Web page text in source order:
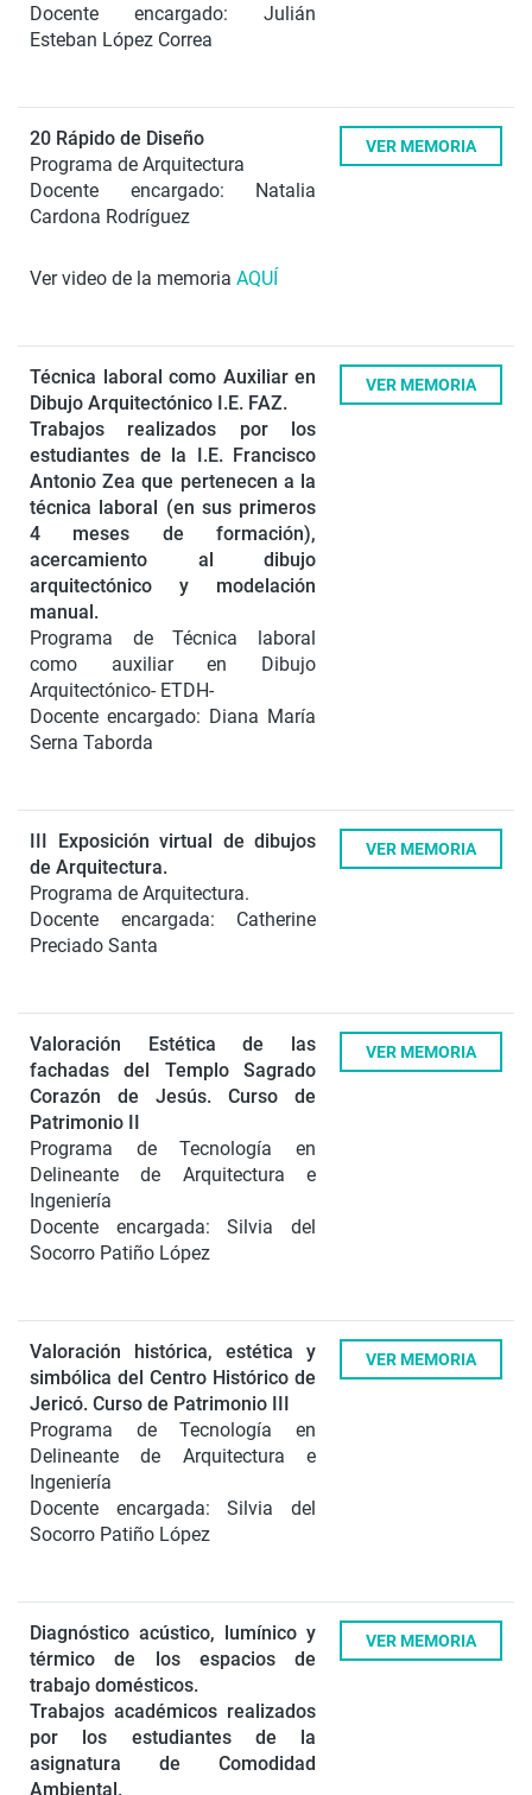
Docente encargado: Julián
Esteban López Correa
20 Rápido de Diseño
Programa de Arquitectura
Docente encargado: Natalia
Cardona Rodríguez
Ver video de la memoria AQUÍ
VER MEMORIA
Técnica laboral como Auxiliar en
Dibujo Arquitectónico I.E. FAZ.
Trabajos realizados por los
estudiantes de la I.E. Francisco
Antonio Zea que pertenecen a la
técnica laboral (en sus primeros
4 meses de formación),
acercamiento al dibujo
arquitectónico y modelación
manual.
Programa de Técnica laboral
como auxiliar en Dibujo
Arquitectónico- ETDH-
Docente encargado: Diana María
Serna Taborda
VER MEMORIA
III Exposición virtual de dibujos
de Arquitectura.
Programa de Arquitectura.
Docente encargada: Catherine
Preciado Santa
VER MEMORIA
Valoración Estética de las
fachadas del Templo Sagrado
Corazón de Jesús. Curso de
Patrimonio II
Programa de Tecnología en
Delineante de Arquitectura e
Ingeniería
Docente encargada: Silvia del
Socorro Patiño López
VER MEMORIA
Valoración histórica, estética y
simbólica del Centro Histórico de
Jericó. Curso de Patrimonio III
Programa de Tecnología en
Delineante de Arquitectura e
Ingeniería
Docente encargada: Silvia del
Socorro Patiño López
VER MEMORIA
Diagnóstico acústico, lumínico y
térmico de los espacios de
trabajo domésticos.
Trabajos académicos realizados
por los estudiantes de la
asignatura de Comodidad
Ambiental.
VER MEMORIA